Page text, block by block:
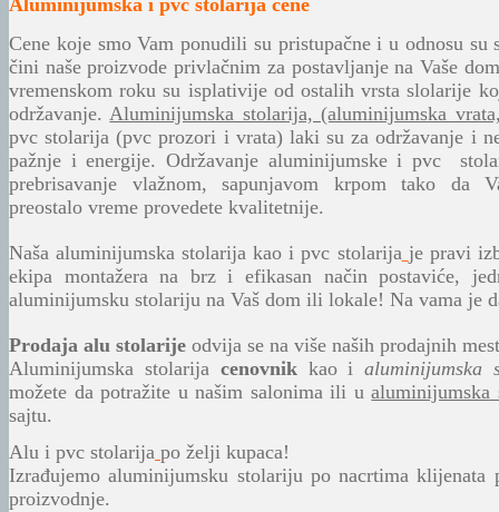
Aluminijumska i pvc stolarija cene
Cene koje smo Vam ponudili su pristupačne i u odnosu su
čini naše proizvode privlačnim za postavljanje na Vaše
vremenskom roku su isplativije od ostalih vrsta slolarije
održavanje.Aluminijumska stolarija, (aluminijumska
pvc stolarija (pvc prozori i vrata) laki su za održavanje i
pažnje i energije. Održavanje aluminijumske i pvc
prebrisavanje vlažnom, sapunjavom krpom tako da
preostalo vreme provedete kvalitetnije.
Naša aluminijumska stolarija kao i pvc stolarija je pravi
ekipa montažera na brz i efikasan način postaviće,
aluminijumsku stolariju na Vaš dom ili lokale! Na vama je
Prodaja alu stolarije odvija se na više naših prodajnih
Aluminijumska stolarija cenovnikkao ialuminijumska
možete da potražite u našim salonima ili ualuminijumska
sajtu.
Alu i pvc stolarija po želji kupaca!
Izrađujemo aluminijumsku stolariju po nacrtima klijenata
proizvodnje.